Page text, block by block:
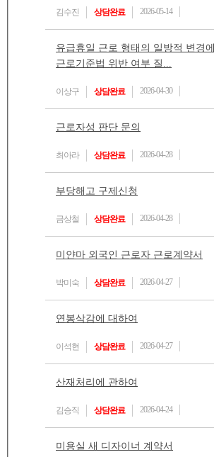
김수진 상담완료 2026-05-14
유급휴일 근로 형태의 일방적 변경
근로기준법 위반 여부 질...
이상구 상담완료 2026-04-30
근로자성 판단 문의
최아라 상담완료 2026-04-28
부당해고 구제신청
금상철 상담완료 2026-04-28
미얀마 외국인 근로자 근로계약서
박미숙 상담완료 2026-04-27
연봉삭감에 대하여
이석현 상담완료 2026-04-27
산재처리에 관하여
김승직 상담완료 2026-04-24
미용실 새 디자이너 계약서